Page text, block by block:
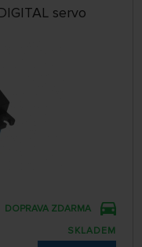
servo
DOPRAVA ZDARMA
SKLADEM